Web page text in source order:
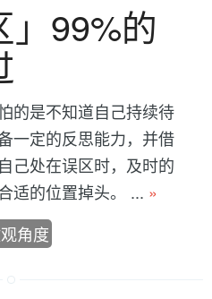
」99%的
的是不知道自己持续待
一定的反思能力，并借
己处在误区时，及时的
适的位置掉头。 ... »
角度